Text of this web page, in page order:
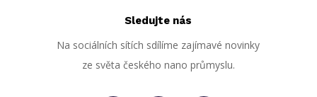
Sledujte nás
Na sociálních sítích sdílíme zajímavé novinky
ze světa českého nano průmyslu.